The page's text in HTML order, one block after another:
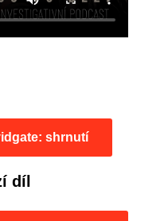
shrnutí
díl